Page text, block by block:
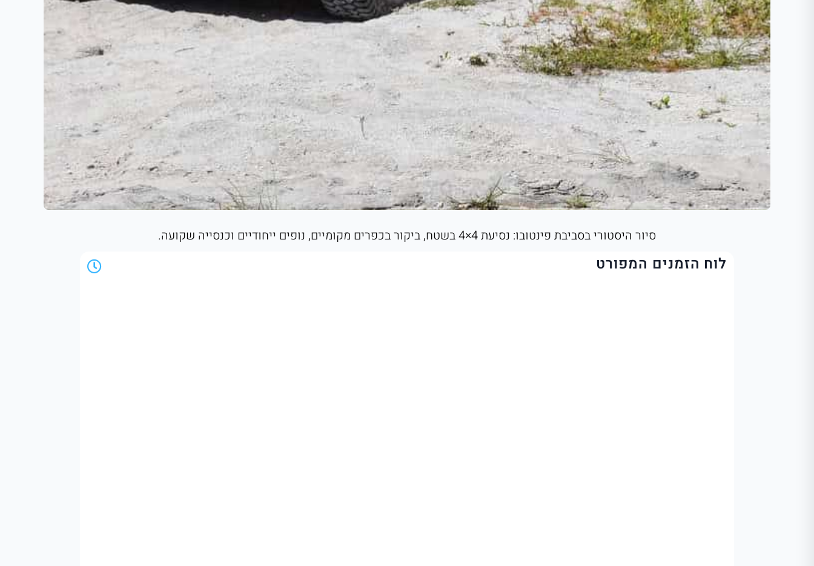
סיור היסטורי בסביבת פינטובו: נסיעת 4×4 בשטח, ביקור בכפרים מקומיים, נופים ייחודיים וכנסייה שקועה.
לוח הזמנים המפורט